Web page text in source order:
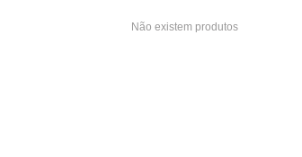
Não existem produtos